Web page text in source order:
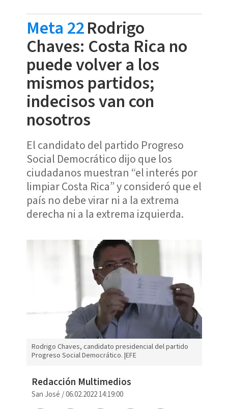
Meta 22Rodrigo
Chaves: Costa Rica no
puede volver a los
mismos partidos;
indecisos van con
nosotros
El candidato del partido Progreso
Social Democrático dijo que los
ciudadanos muestran “el interés por
limpiar Costa Rica” y consideró que el
país no debe virar ni a la extrema
derecha ni a la extrema izquierda.
Rodrigo Chaves, candidato presidencial del partido
Progreso Social Democrático. |EFE
Redacción Multimedios
San José /06.02.2022 14:19:00